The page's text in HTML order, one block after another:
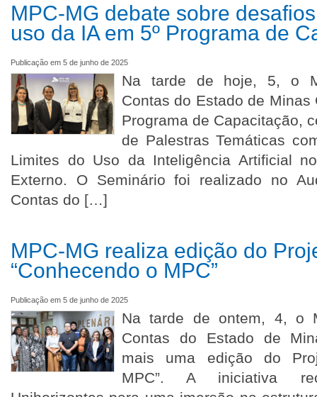
MPC-MG debate sobre
uso da IA em 5º Programa de
Publicação em 5 de junho de 2025
Na tarde de hoje, 5, o
Contas do Estado de Minas
Programa de Capacitação,
de Palestras Temáticas
Limites do Uso da Inteligência Artificial
Externo. O Seminário foi realizado no
Contas do […]
MPC-MG realiza edição do
“Conhecendo o MPC”
Publicação em 5 de junho de 2025
Na tarde de ontem, 4, o
Contas do Estado de
mais uma edição do
MPC”. A iniciativa